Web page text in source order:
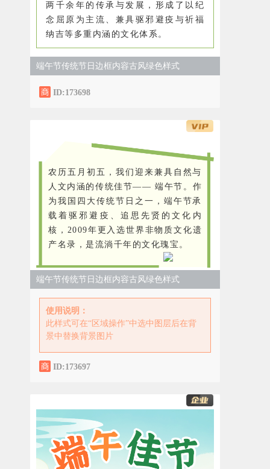
两千余年的传承与发展，形成了以纪
念屈原为主流、兼具驱邪避疫与祈福
纳吉等多重内涵的文化体系。
端午节传统节日边框内容古风绿色样式
ID:173698
农历五月初五，我们迎来兼具自然与
人文内涵的传统佳节—— 端午节。作
为我国四大传统节日之一，端午节承
载着驱邪避疫、追思先贤的文化内
核，2009年更入选世界非物质文化遗
产名录，是流淌千年的文化瑰宝。
端午节传统节日边框内容古风绿色样式
使用说明：
此样式可在“区域操作”中选中图层后在背
景中替换背景图片
ID:173697